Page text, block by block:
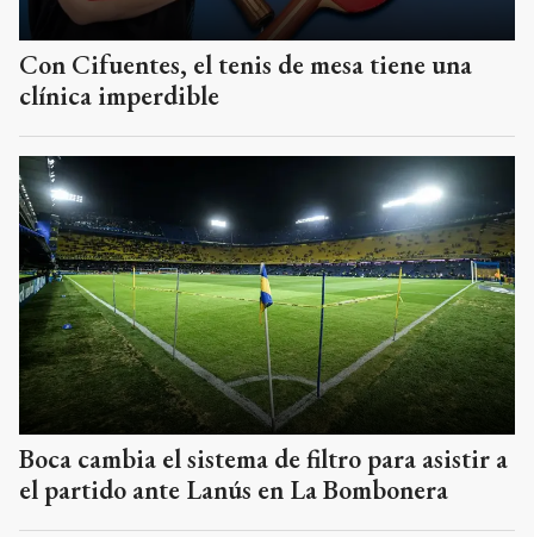
Con Cifuentes, el tenis de mesa tiene una
clínica imperdible
Boca cambia el sistema de filtro para asistir a
el partido ante Lanús en La Bombonera